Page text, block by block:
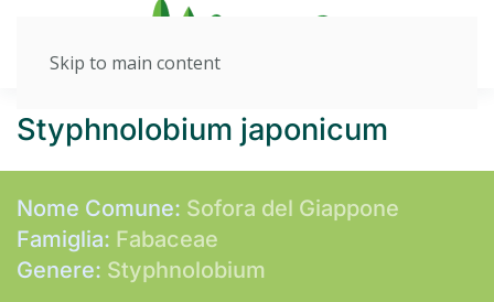
Skip to main content
Styphnolobium japonicum
Nome Comune: Sofora del Giappone
Famiglia: Fabaceae
Genere: Styphnolobium